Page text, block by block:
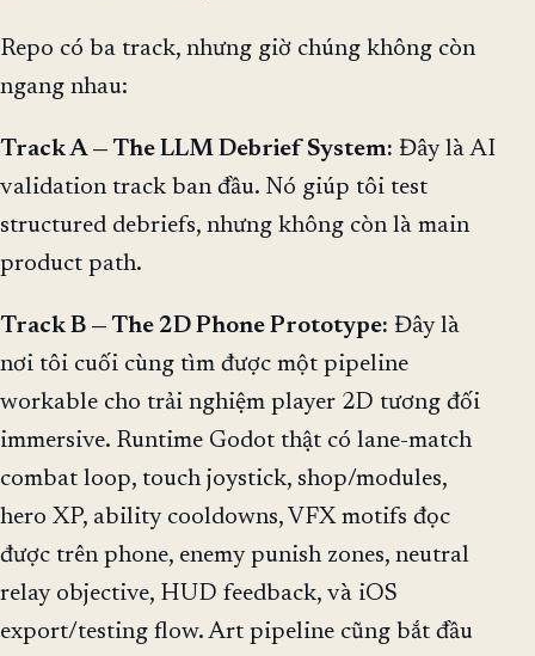
Repo có ba track, nhưng giờ chúng không còn
ngang nhau:
Track A — The LLM Debrief System: Đây là AI
validation track ban đầu. Nó giúp tôi test
structured debriefs, nhưng không còn là main
product path.
Track B — The 2D Phone Prototype: Đây là
nơi tôi cuối cùng tìm được một pipeline
workable cho trải nghiệm player 2D tương đối
immersive. Runtime Godot thật có lane-match
combat loop, touch joystick, shop/modules,
hero XP, ability cooldowns, VFX motifs đọc
được trên phone, enemy punish zones, neutral
relay objective, HUD feedback, và iOS
export/testing flow. Art pipeline cũng bắt đầu